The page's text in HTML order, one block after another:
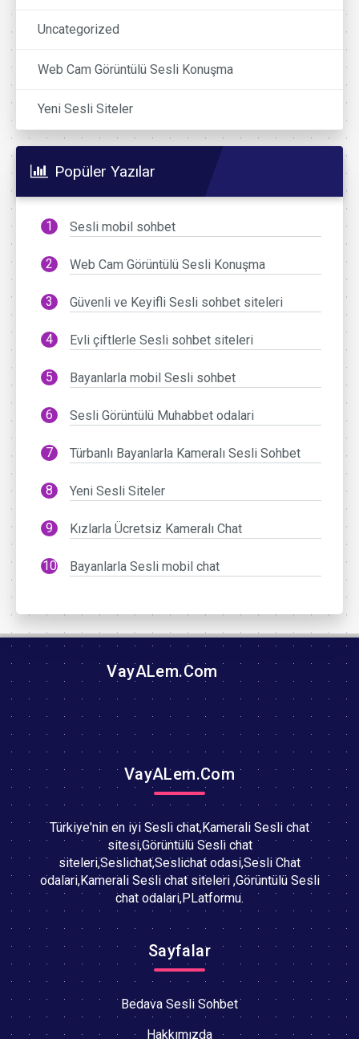
Uncategorized
Web Cam Görüntülü Sesli Konuşma
Yeni Sesli Siteler
Popüler Yazılar
Sesli mobil sohbet
Web Cam Görüntülü Sesli Konuşma
Güvenli ve Keyifli Sesli sohbet siteleri
Evli çiftlerle Sesli sohbet siteleri
Bayanlarla mobil Sesli sohbet
Sesli Görüntülü Muhabbet odalari
Türbanlı Bayanlarla Kameralı Sesli Sohbet
Yeni Sesli Siteler
Kızlarla Ücretsiz Kameralı Chat
Bayanlarla Sesli mobil chat
VayALem.Com
VayALem.Com
Türkiye'nin en iyi Sesli chat,Kamerali Sesli chat
sitesi,Görüntülü Sesli chat
siteleri,Seslichat,Seslichat odasi,Sesli Chat
odalari,Kamerali Sesli chat siteleri ,Görüntülü Sesli
chat odalari,PLatformu.
Sayfalar
Bedava Sesli Sohbet
Hakkımızda